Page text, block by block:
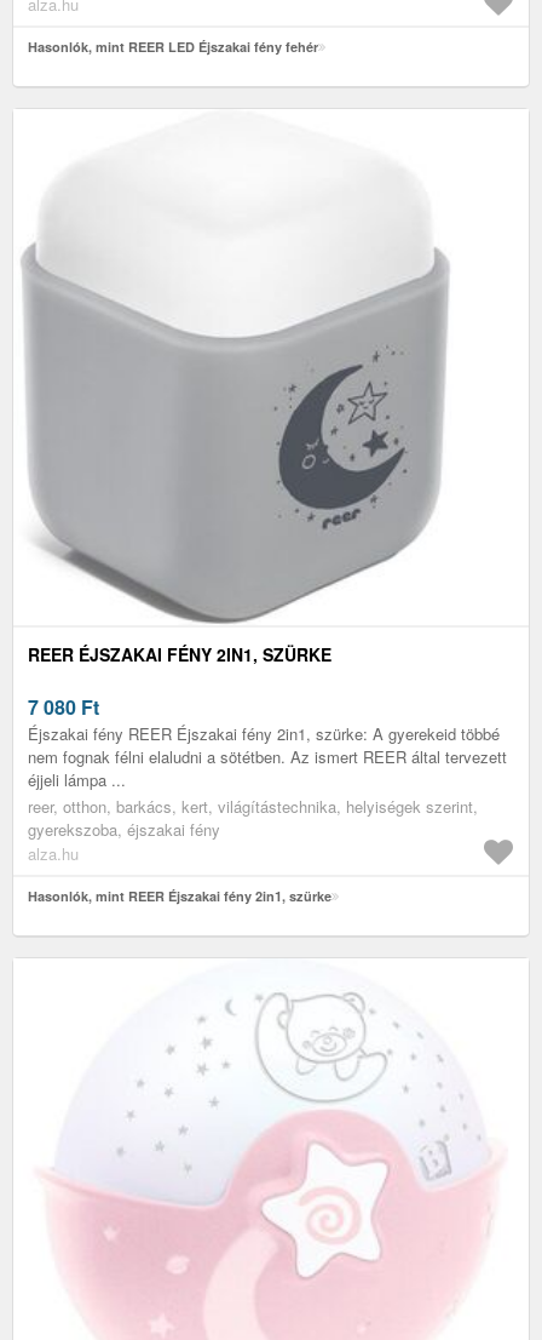
Hasonlók, mint REER LED Éjszakai fény fehér
REER ÉJSZAKAI FÉNY 2IN1, SZÜRKE
7 080 Ft
Éjszakai fény REER Éjszakai fény 2in1, szürke: A gyerekeid többé
nem fognak félni elaludni a sötétben. Az ismert REER által tervezett
éjjeli lámpa ...
reer, otthon, barkács, kert, világítástechnika, helyiségek szerint,
gyerekszoba, éjszakai fény
alza.hu
Hasonlók, mint REER Éjszakai fény 2in1, szürke